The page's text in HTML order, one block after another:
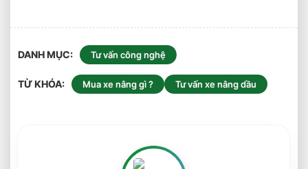
DANH MỤC Tư vấn công nghệ
TỪ KHÓA Mua xe nâng gì ? Tư vấn xe nâng dầu